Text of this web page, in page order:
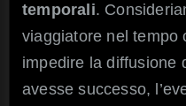
temporali.
viaggiatore nel tempo
impedire la diffusione
avesse successo,